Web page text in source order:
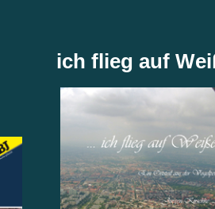
ich flieg auf